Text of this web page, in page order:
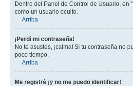
Dentro del Panel de Control de Usuario, en
como un usuario oculto.
Arriba
¡Perdí mi contraseña!
No te asustes, ¡calma! Si tu contraseña no
poco tiempo.
Arriba
Me registré ¡y no me puedo identificar!